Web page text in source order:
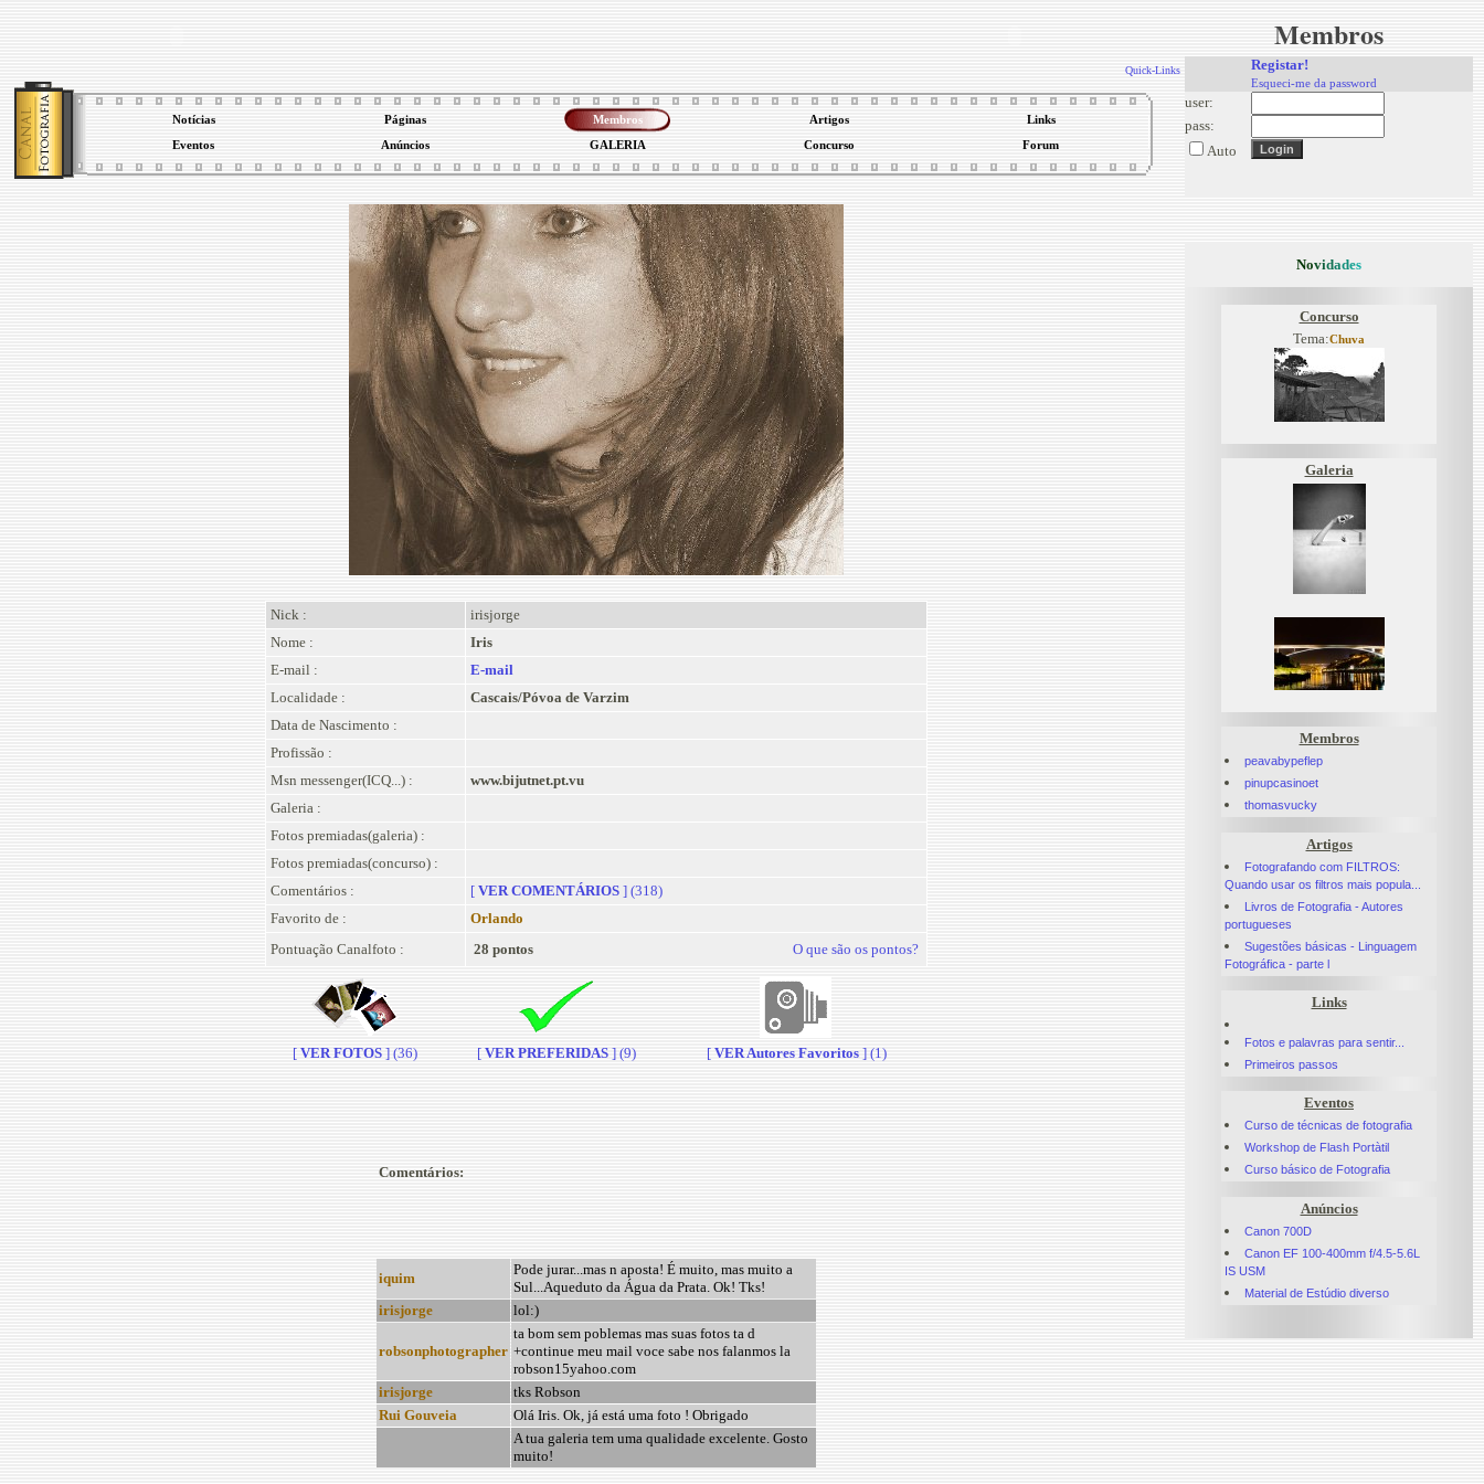
Quick-Links
Notícias Páginas Membros Artigos Links
Eventos Anúncios GALERIA Concurso Forum
Nick :
irisjorge
Nome :
Iris
E-mail :
E-mail
Localidade :
Cascais/Póvoa de Varzim
Data de Nascimento :
Profissão :
Msn messenger(ICQ...) :
www.bijutnet.pt.vu
Galeria :
Fotos premiadas(galeria) :
Fotos premiadas(concurso) :
Comentários :
[VER COMENTÁRIOS ] (318)
Favorito de :
Orlando
Pontuação Canalfoto :
28 pontos O que são os pontos?
[VER FOTOS ] (36) [VER PREFERIDAS ] (9) [VER Autores Favoritos ] (1)
Comentários:
iquim
Pode jurar...mas n aposta! É muito, mas muito a
Sul...Aqueduto da Água da Prata. Ok! Tks!
irisjorge
lol:)
robsonphotographer
ta bom sem poblemas mas suas fotos ta d
+continue meu mail voce sabe nos falanmos la
robson15yahoo.com
irisjorge
tks Robson
Rui Gouveia
Olá Iris. Ok, já está uma foto ! Obrigado
A tua galeria tem uma qualidade excelente. Gosto
muito!
Membros
Registar!
Esqueci-me da password
user:
pass:
Auto
Novidades
Concurso
Tema:Chuva
Galeria
Membros
peavabypeflep
pinupcasinoet
thomasvucky
Artigos
Fotografando com FILTROS:
Quando usar os filtros mais popula...
Livros de Fotografia - Autores
portugueses
Sugestões básicas - Linguagem
Fotográfica - parte l
Links
Fotos e palavras para sentir...
Primeiros passos
Eventos
Curso de técnicas de fotografia
Workshop de Flash Portàtil
Curso básico de Fotografia
Anúncios
Canon 700D
Canon EF 100-400mm f/4.5-5.6L
IS USM
Material de Estúdio diverso